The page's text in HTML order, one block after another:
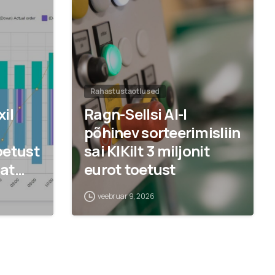
Rahastustaotlused
Ragn-Sellsi AI-l
põhinev sorteerimisliin
sai KIKilt 3 miljonit
eurot toetust
veebruar 9, 2026